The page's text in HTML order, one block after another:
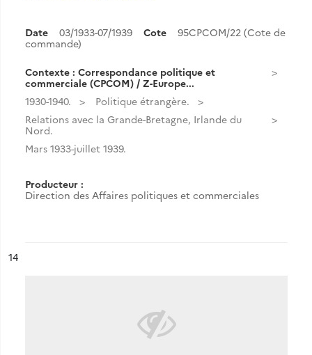
Date 03/1933-07/1939 Cote
95CPCOM/22 (Cote de
commande)
Contexte : Correspondance politique et
commerciale (CPCOM) / Z-Europe...
1930-1940.
Politique étrangère.
Relations avec la Grande-Bretagne, Irlande du
Nord.
Mars 1933-juillet 1939.
Producteur :
Direction des Affaires politiques et commerciales
n°
14